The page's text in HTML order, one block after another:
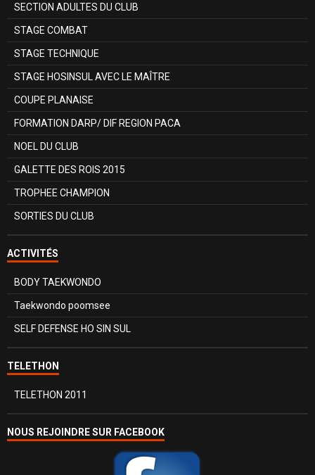
SECTION ADULTES DU CLUB
STAGE COMBAT
STAGE TECHNIQUE
STAGE HOSINSUL AVEC LE MAÎTRE
COUPE PLANAISE
FORMATION DARP/ DIF REGION PACA
NOEL DU CLUB
GALETTE DES ROIS 2015
TROPHEE CHAMPION
SORTIES DU CLUB
ACTIVITÉS
BODY TAEKWONDO
Taekwondo poomsee
SELF DEFENSE HO SIN SUL
TELETHON
TELETHON 2011
NOUS REJOINDRE SUR FACEBOOK